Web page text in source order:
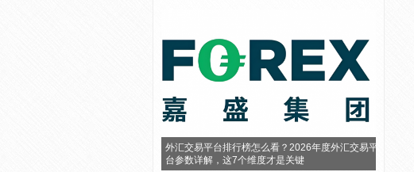
外汇交易平台排行榜怎么看？2026年度外汇交易平
台参数详解，这7个维度才是关键